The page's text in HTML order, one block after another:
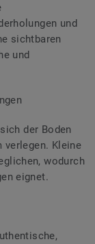
und
sichtbaren
und
der Boden
Kleine
wodurch
eignet.